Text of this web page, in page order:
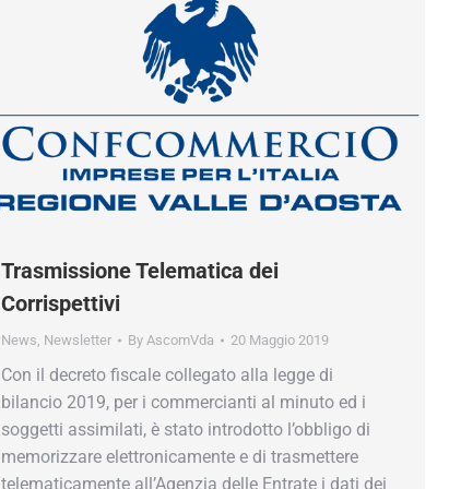
Trasmissione Telematica dei
Corrispettivi
News,Newsletter ByAscomVda 20 Maggio 2019
Con il decreto fiscale collegato alla legge di
bilancio 2019, per i commercianti al minuto ed i
soggetti assimilati, è stato introdotto l’obbligo di
memorizzare elettronicamente e di trasmettere
telematicamente all’Agenzia delle Entrate i dati dei